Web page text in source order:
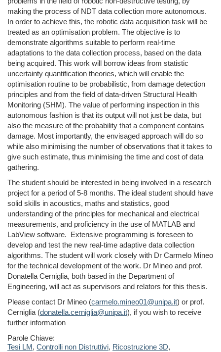
making the process of NDT data collection more autonomous.
In order to achieve this, the robotic data acquisition task will be
treated as an optimisation problem. The objective is to
demonstrate algorithms suitable to perform real-time
adaptations to the data collection process, based on the data
being acquired. This work will borrow ideas from statistic
uncertainty quantification theories, which will enable the
optimisation routine to be probabilistic, from damage detection
principles and from the field of data-driven Structural Health
Monitoring (SHM). The value of performing inspection in this
autonomous fashion is that its output will not just be data, but
also the measure of the probability that a component contains
damage. Most importantly, the envisaged approach will do so
while also minimising the number of observations that it takes to
give such estimate, thus minimising the time and cost of data
gathering.
The student should be interested in being involved in a research
project for a period of 5-8 months. The ideal student should have
solid skills in acoustics, maths and statistics, good
understanding of the principles for mechanical and electrical
measurements, and proficiency in the use of MATLAB and
LabView software. Extensive programming is foreseen to
develop and test the new real-time adaptive data collection
algorithms. The student will work closely with Dr Carmelo Mineo
for the technical development of the work. Dr Mineo and prof.
Donatella Cerniglia, both based in the Department of
Engineering, will act as supervisors and relators for this thesis.
Please contact Dr Mineo (carmelo.mineo01@unipa.it) or prof.
Cerniglia (donatella.cerniglia@unipa.it), if you wish to receive
further information
Parole Chiave:
Tesi LM, Controlli non Distruttivi, Ricostruzione 3D,